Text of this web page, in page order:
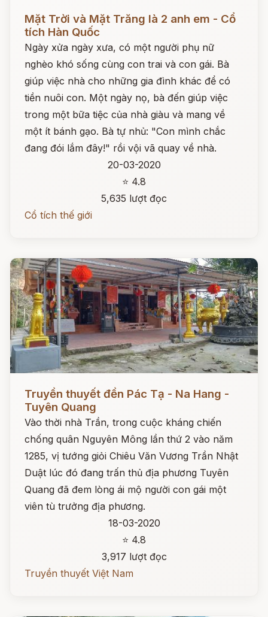
Mặt Trời và Mặt Trăng là 2 anh em - Cổ
tích Hàn Quốc
Ngày xửa ngày xưa, có một người phụ nữ
nghèo khó sống cùng con trai và con gái. Bà
giúp việc nhà cho những gia đình khác để có
tiền nuôi con. Một ngày nọ, bà đến giúp việc
trong một bữa tiệc của nhà giàu và mang về
một ít bánh gạo. Bà tự nhủ: "Con mình chắc
đang đói lắm đây!" rồi vội vã quay về nhà.
20-03-2020
⭐ 4.8
5,635 lượt đọc
Cổ tích thế giới
Đọc ngay
Truyền thuyết đền Pác Tạ - Na Hang -
Tuyên Quang
Vào thời nhà Trần, trong cuộc kháng chiến
chống quân Nguyên Mông lần thứ 2 vào năm
1285, vị tướng giỏi Chiêu Văn Vương Trần Nhật
Duật lúc đó đang trấn thủ địa phương Tuyên
Quang đã đem lòng ái mộ người con gái một
viên tù trưởng địa phương.
18-03-2020
⭐ 4.8
3,917 lượt đọc
Truyền thuyết Việt Nam